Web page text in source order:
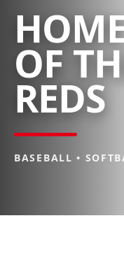
OF
REDS
BASEBALL •